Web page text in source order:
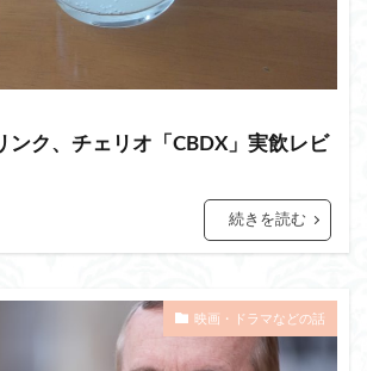
ンク、チェリオ「CBDX」実飲レビ
続きを読む
映画・ドラマなどの話